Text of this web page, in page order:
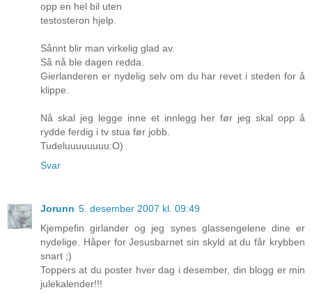
opp en hel bil uten
testosteron hjelp.
Sånnt blir man virkelig glad av.
Så nå ble dagen redda.
Gierlanderen er nydelig selv om du har revet i steden for å
klippe.
Nå skal jeg legge inne et innlegg her før jeg skal opp å
rydde ferdig i tv stua før jobb.
Tudeluuuuuuuu:O)
Svar
Jorunn 5. desember 2007 kl. 09:49
Kjempefin girlander og jeg synes glassengelene dine er
nydelige. Håper for Jesusbarnet sin skyld at du får krybben
snart ;)
Toppers at du poster hver dag i desember, din blogg er min
julekalender!!!